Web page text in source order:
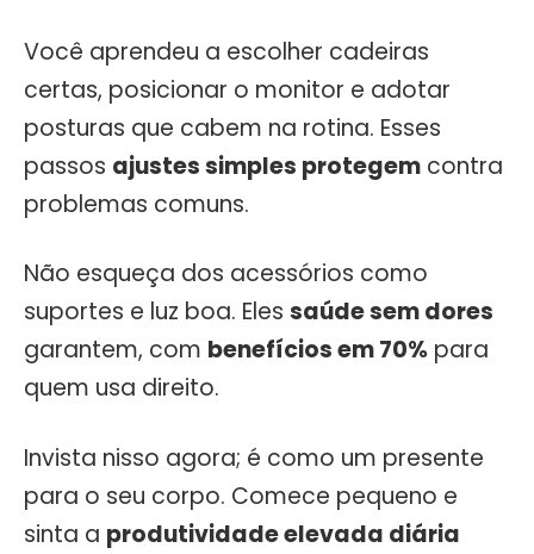
Você aprendeu a escolher cadeiras
certas, posicionar o monitor e adotar
posturas que cabem na rotina. Esses
passos ajustes simples protegem contra
problemas comuns.
Não esqueça dos acessórios como
suportes e luz boa. Eles saúde sem dores
garantem, com benefícios em 70% para
quem usa direito.
Invista nisso agora; é como um presente
para o seu corpo. Comece pequeno e
sinta a produtividade elevada diária